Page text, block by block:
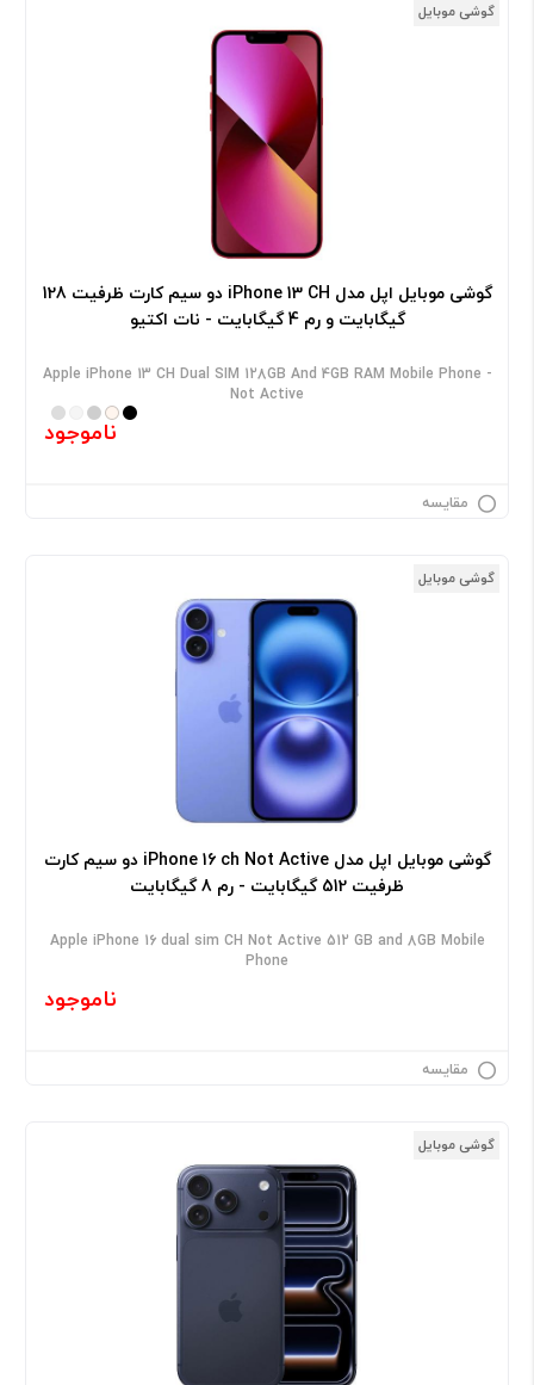
گوشی موبایل
گوشی موبایل اپل مدل iPhone 13 CH دو سیم‌ کارت ظرفیت 128
گیگابایت و رم 4 گیگابایت - نات اکتیو
Apple iPhone 13 CH Dual SIM 128GB And 4GB RAM Mobile Phone -
Not Active
ناموجود
مقایسه
گوشی موبایل
گوشی موبایل اپل مدل iPhone 16 ch Not Active دو سیم کارت
ظرفیت 512 گیگابایت - رم 8 گیگابایت
Apple iPhone 16 dual sim CH Not Active 512 GB and 8GB Mobile
Phone
ناموجود
مقایسه
گوشی موبایل